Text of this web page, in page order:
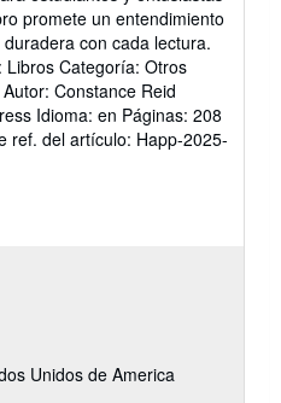
promete un entendimiento
con cada lectura.
Libros Categoría: Otros
Constance Reid
Idioma: en Páginas: 208
ref. del artículo: Happ-2025-
Unidos de America